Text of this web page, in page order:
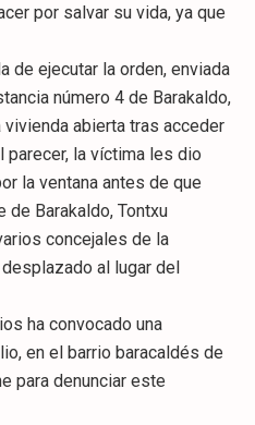
por salvar su vida, ya que
de ejecutar la orden, enviada
número 4 de Barakaldo,
abierta tras acceder
parecer, la víctima les dio
la ventana antes de que
de Barakaldo, Tontxu
concejales de la
al lugar del
ha convocado una
en el barrio baracaldés de
para denunciar este